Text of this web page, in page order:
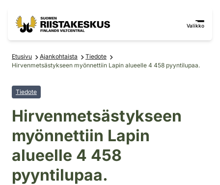
Valikko
Etusivu Ajankohtaista
Tiedote
Hirvenmetsästykseen myönnettiin Lapin alueelle 4 458 pyyntilupaa.
Tiedote
Hirvenmetsästykseen
myönnettiin Lapin
alueelle 4 458
pyyntilupaa.